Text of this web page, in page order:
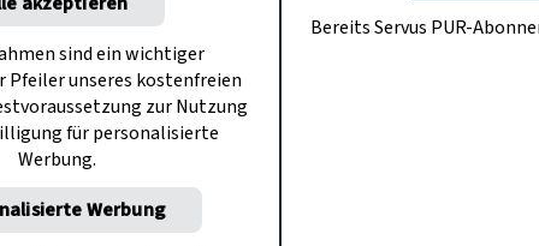
werden nur noch in der kleinen
in Stumm in Tirol erzeugt.
sind ein wichtiger
unseres kostenfreien
zur Nutzung
für personalisierte
Werbung.
Werbung
Bereits Servus PUR-